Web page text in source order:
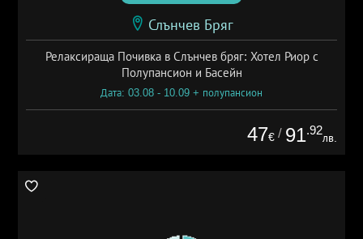
Слънчев Бряг
Релаксираща Почивка в Слънчев бряг: Хотел Риор с
Полупансион и Басейн
Дата: 03.08 - 10.09 + полупансион
47€ / 91.92
лв.